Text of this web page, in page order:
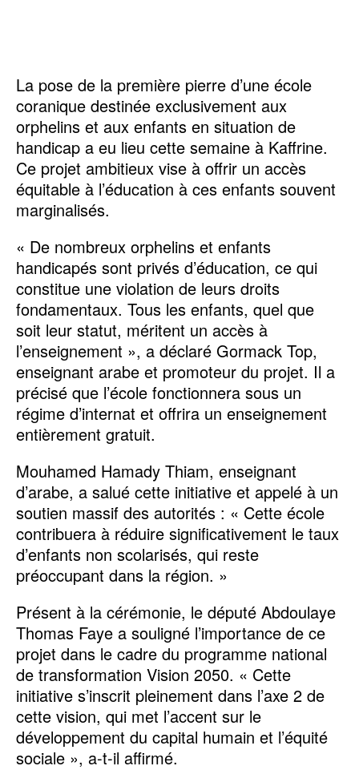
La pose de la première pierre d’une école
coranique destinée exclusivement aux
orphelins et aux enfants en situation de
handicap a eu lieu cette semaine à Kaffrine.
Ce projet ambitieux vise à offrir un accès
équitable à l’éducation à ces enfants souvent
marginalisés.
« De nombreux orphelins et enfants
handicapés sont privés d’éducation, ce qui
constitue une violation de leurs droits
fondamentaux. Tous les enfants, quel que
soit leur statut, méritent un accès à
l’enseignement », a déclaré Gormack Top,
enseignant arabe et promoteur du projet. Il a
précisé que l’école fonctionnera sous un
régime d’internat et offrira un enseignement
entièrement gratuit.
Mouhamed Hamady Thiam, enseignant
d’arabe, a salué cette initiative et appelé à un
soutien massif des autorités : « Cette école
contribuera à réduire significativement le taux
d’enfants non scolarisés, qui reste
préoccupant dans la région. »
Présent à la cérémonie, le député Abdoulaye
Thomas Faye a souligné l’importance de ce
projet dans le cadre du programme national
de transformation Vision 2050. « Cette
initiative s’inscrit pleinement dans l’axe 2 de
cette vision, qui met l’accent sur le
développement du capital humain et l’équité
sociale », a-t-il affirmé.